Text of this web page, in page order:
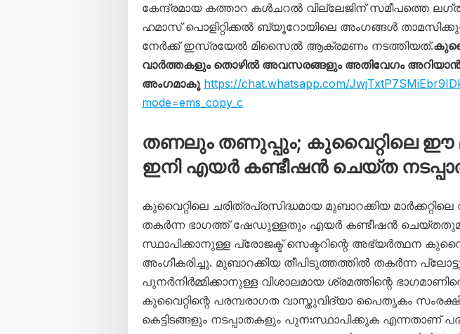
കേന്ദ്രമായ കത്താറ കൾചറൽ വില്ലേജിന് സമീപത്തെ
ഹമാസ് പൊളിറ്റിക്കൽ ബ്യൂറോയിലെ അംഗങ്ങൾ താമസിക്കുന്ന
നേർക്ക് ഇസ്രയേൽ മിസൈൽ ആക്രമണം നടത്തിയത്.
വാർത്തകളും തൊഴിൽ അവസരങ്ങളും അതിവേഗം
അംഗമാകൂ https://chat.whatsapp.com/
mode=ems_copy_c
തണലും തണുപ്പും; കുവൈറ്റിലെ ഈ
ഇനി എയർ കണ്ടീഷൻ ചെയ്ത
കുവൈറ്റിലെ ചരിത്രപ്രസിദ്ധമായ മുബാറക്കിയ
തകർന്ന ഭാഗത്ത് ഷേഡുള്ളതും എയർ കണ്ടീഷൻ
സ്ഥാപിക്കാനുള്ള പ്രോജക്ട് സെക്ടറിന്റെ അഭ്യർത്ഥന കുവൈറ്റ്
അംഗീകരിച്ചു. മുബാറക്കിയ തീപിടുത്തത്തിൽ തകർന്ന
പുനർനിർമ്മിക്കാനുള്ള വിശാലമായ ശ്രമത്തിന്റെ
കുവൈറ്റിന്റെ പരമ്പരാഗത വാസ്തുവിദ്യാ പൈതൃകം
കെട്ടിടങ്ങളും നടപ്പാതകളും പുനഃസ്ഥാപിക്കുക എന്നതാണ്